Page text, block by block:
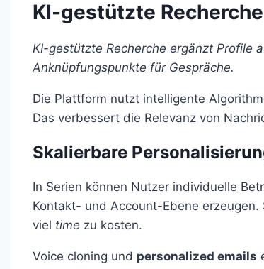
KI-gestützte
KI-gestützte Recherche ergänzt Profile
Anknüpfungspunkte für Gespräche.
Die Plattform nutzt intelligente
Das verbessert die Relevanz von
Skalierbare
In Serien können Nutzer individuelle
Kontakt- und Account-Ebene erzeugen.
viel time zu kosten.
Voice cloning und personalized emails